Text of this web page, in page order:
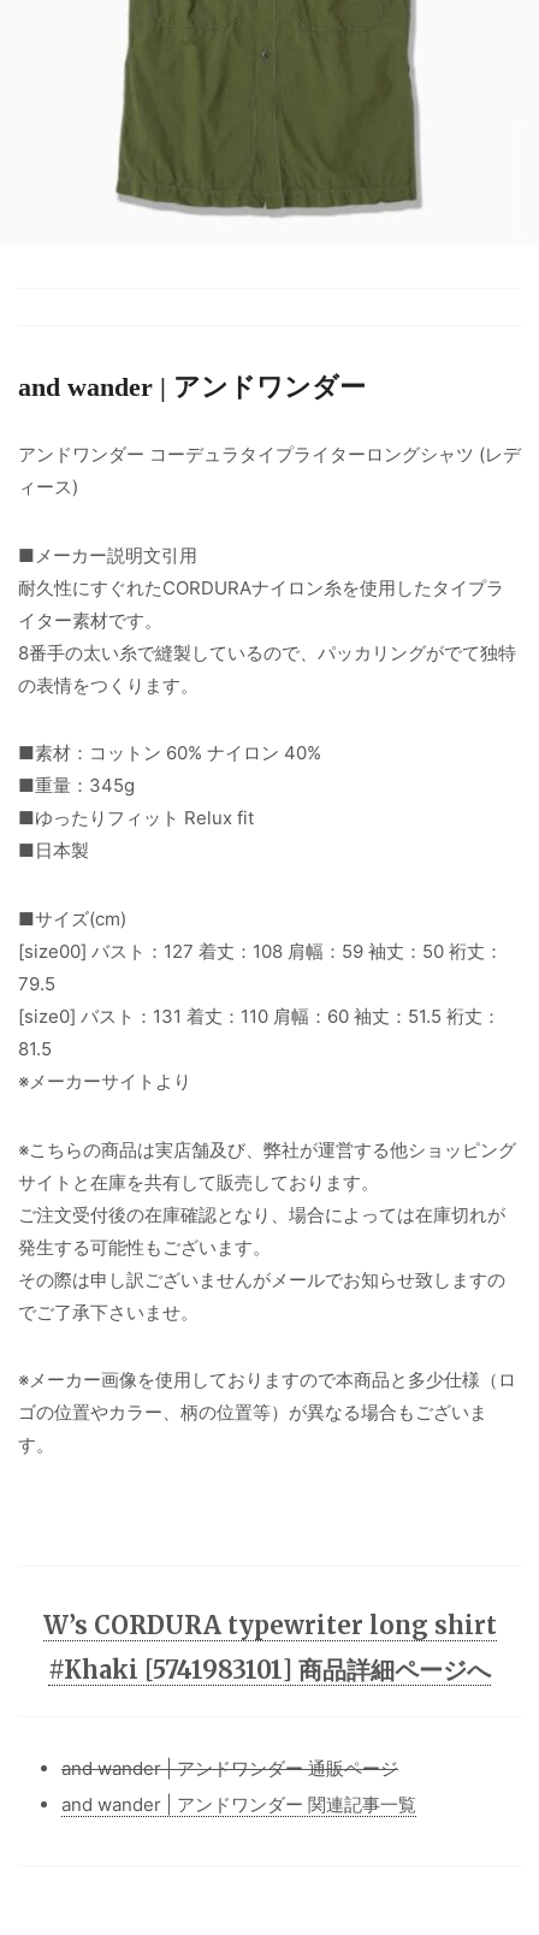
and wander | アンドワンダー
アンドワンダー コーデュラタイプライターロングシャツ (レデ
ィース)
■メーカー説明文引用
耐久性にすぐれたCORDURAナイロン糸を使用したタイプラ
イター素材です。
8番手の太い糸で縫製しているので、パッカリングがでて独特
の表情をつくります。
■素材：コットン 60% ナイロン 40%
■重量：345g
■ゆったりフィット Relux fit
■日本製
■サイズ(cm)
[size00] バスト：127 着丈：108 肩幅：59 袖丈：50 裄丈：
79.5
[size0] バスト：131 着丈：110 肩幅：60 袖丈：51.5 裄丈：
81.5
※メーカーサイトより
※こちらの商品は実店舗及び、弊社が運営する他ショッピング
サイトと在庫を共有して販売しております。
ご注文受付後の在庫確認となり、場合によっては在庫切れが
発生する可能性もございます。
その際は申し訳ございませんがメールでお知らせ致しますの
でご了承下さいませ。
※メーカー画像を使用しておりますので本商品と多少仕様（ロ
ゴの位置やカラー、柄の位置等）が異なる場合もございま
す。
W’s CORDURA typewriter long shirt
#Khaki [5741983101] 商品詳細ページへ
and wander | アンドワンダー 通販ページ
and wander | アンドワンダー 関連記事一覧